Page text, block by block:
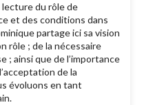
du rôle de
et des conditions dans
partage ici sa vision
rôle ; de la nécessaire
; ainsi que de l’importance
de la
évoluons en tant